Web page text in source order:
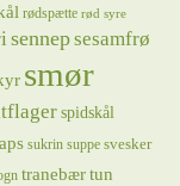
rødspætte rød syre
sennepsesamfrø
smør
spidskål
sukrin suppe svesker
tranebærtun